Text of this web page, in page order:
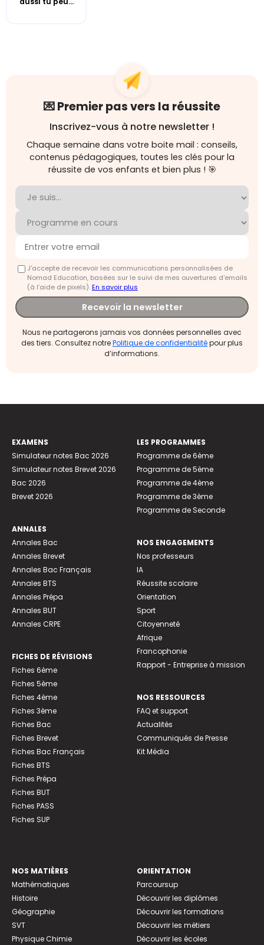
💌 Premier pas vers la réussite
Inscrivez-vous à notre newsletter !
Chaque semaine dans votre boite mail : conseils,
contenus pédagogiques, toutes les clés pour la
réussite de vos enfants et bien plus ! 🎯
J'accepte de recevoir les communications personnalisées de
Nomad Education, basées sur le suivi de mes ouvertures d'emails
(à l’aide de pixels).En savoir plus
Recevoir la newsletter
Nous ne partagerons jamais vos données personnelles avec
des tiers. Consultez notrePolitique de confidentialitépour plus
d’informations.
EXAMENS
Simulateur notes Bac 2026
Simulateur notes Brevet 2026
Bac 2026
Brevet 2026
ANNALES
Annales Bac
Annales Brevet
Annales Bac Français
Annales BTS
Annales Prépa
Annales BUT
Annales CRPE
FICHES DE RÉVISIONS
Fiches 6ème
Fiches 5ème
Fiches 4ème
Fiches 3ème
Fiches Bac
Fiches Brevet
Fiches Bac Français
Fiches BTS
Fiches Prépa
Fiches BUT
Fiches PASS
Fiches SUP
LES PROGRAMMES
Programme de 6ème
Programme de 5ème
Programme de 4ème
Programme de 3ème
Programme de Seconde
NOS ENGAGEMENTS
Nos professeurs
IA
Réussite scolaire
Orientation
Sport
Citoyenneté
Afrique
Francophonie
Rapport - Entreprise à mission
NOS RESSOURCES
FAQ et support
Actualités
Communiqués de Presse
Kit Média
NOS MATIÈRES
Mathématiques
Histoire
Géographie
SVT
Physique Chimie
ORIENTATION
Parcoursup
Découvrir les diplômes
Découvrir les formations
Découvrir les métiers
Découvrir les écoles